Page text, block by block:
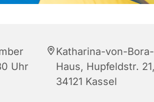
Uhr
Katharina-von-Bora-
Haus, Hupfeldstr. 21,
34121 Kassel